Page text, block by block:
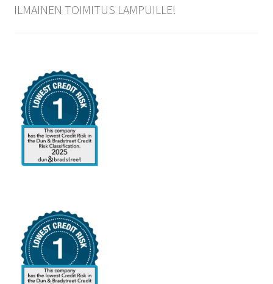
ILMAINEN TOIMITUS LAMPUILLE!